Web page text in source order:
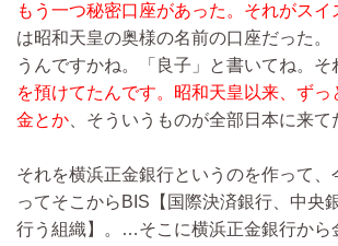
もう一つ秘密口座があった。それがスイ
は昭和天皇の奥様の名前の口座だった。
うんですかね。「良子」と書いてね。そ
を預けてたんです。昭和天皇以来、ず
金とか 、そういうものが全部日本に来て
それを横浜正金銀行というのを作って、
ってそこからBIS【国際決済銀行、中央
行う組織】。…そこに横浜正金銀行から